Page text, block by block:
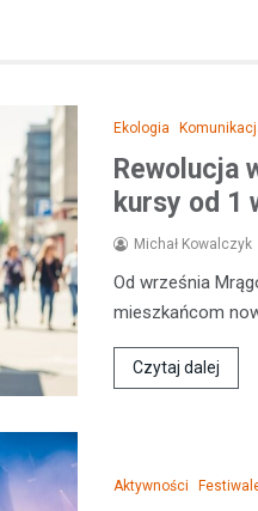
Ekologia
Rewolucja
kursy od 1
Michał Kowalczyk
Od września
mieszkańcom
Czytaj dalej
Aktywności